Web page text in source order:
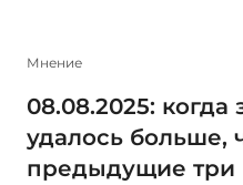
Мнение
08.08.2025: когда
удалось больше,
предыдущие три